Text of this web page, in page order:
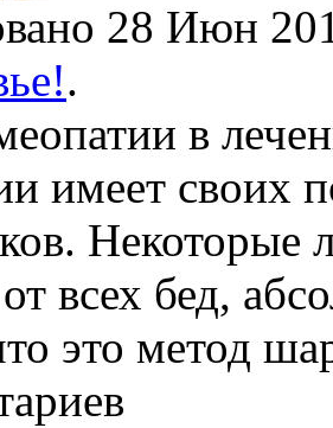
28 Июн
.
в
имеет своих
Некоторые
всех бед,
это метод